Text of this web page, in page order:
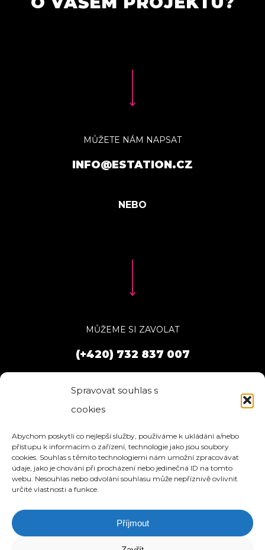
Spravovat souhlas s
cookies
Abychom poskytli co nejlepší služby, používáme k ukládání a/nebo
přístupu k informacím o zařízení, technologie jako jsou soubory
cookies. Souhlas s těmito technologiemi nám umožní zpracovávat
údaje, jako je chování při procházení nebo jedinečná ID na tomto
webu. Nesouhlas nebo odvolání souhlasu může nepříznivě ovlivnit
určité vlastnosti a funkce.
Příjmout
MŮŽETE NÁM NAPSAT
INFO@ESTATION.CZ
MŮŽEME SI ZAVOLAT
(+420) 732 837 007
O NÁS
BLOG NÁVODY